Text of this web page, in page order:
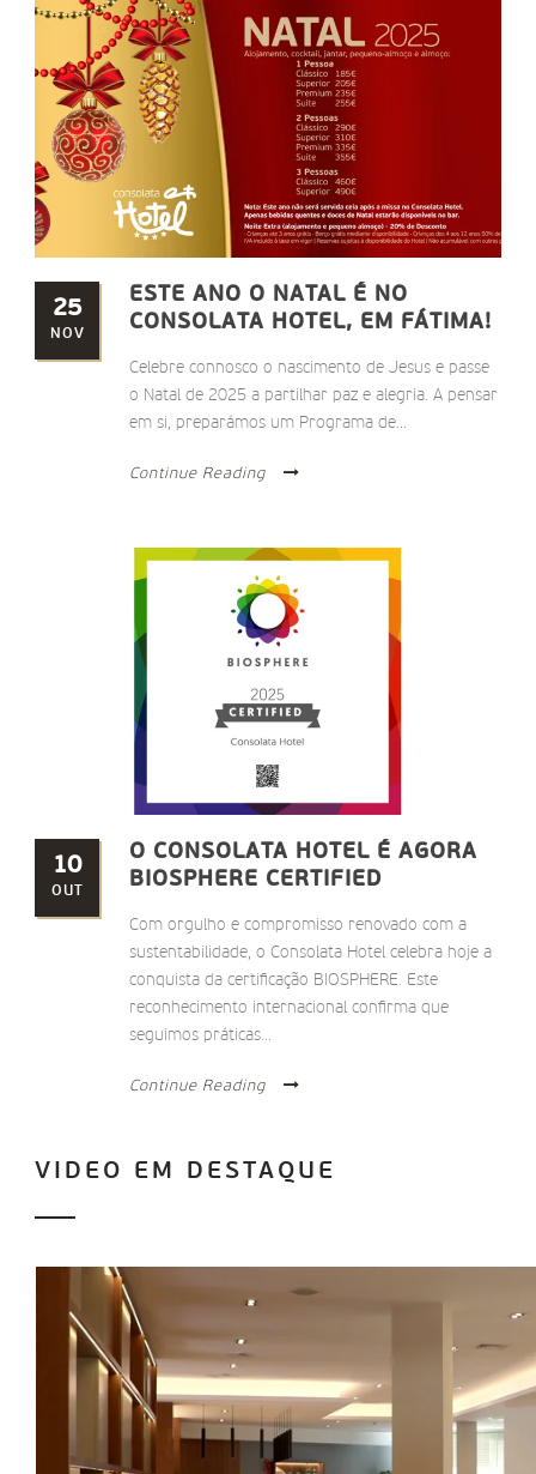
25
NOV
ESTE ANO O NATAL É NO
CONSOLATA HOTEL, EM FÁTIMA!
Celebre connosco o nascimento de Jesus e passe
o Natal de 2025 a partilhar paz e alegria. A pensar
em si, preparámos um Programa de...
Continue Reading
10
OUT
O CONSOLATA HOTEL É AGORA
BIOSPHERE CERTIFIED
Com orgulho e compromisso renovado com a
sustentabilidade, o Consolata Hotel celebra hoje a
conquista da certificação BIOSPHERE. Este
reconhecimento internacional confirma que
seguimos práticas...
Continue Reading
VIDEO EM DESTAQUE